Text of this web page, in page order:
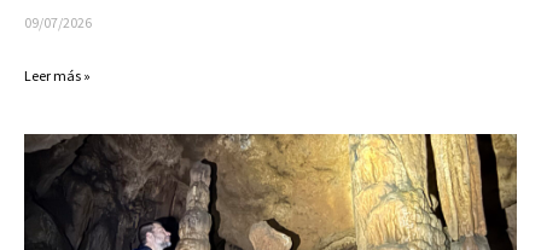
09/07/2026
Leer más »